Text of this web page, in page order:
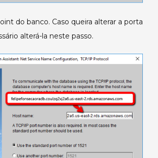
do banco. Caso queira alterar a porta
alterá-la neste passo.